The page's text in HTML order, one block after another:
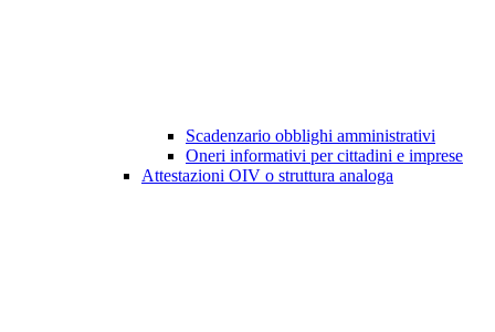
Scadenzario obblighi amministrativi
Oneri informativi per cittadini e imprese
Attestazioni OIV o struttura analoga